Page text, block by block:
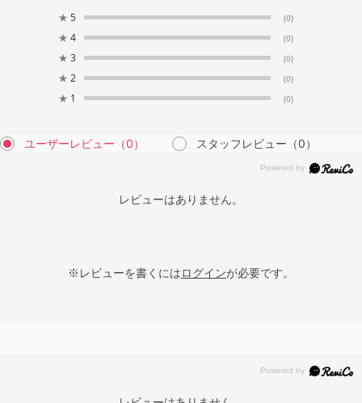
★ 5 (0)
★ 4 (0)
★ 3 (0)
★ 2 (0)
★ 1 (0)
ユーザーレビュー （0） スタッフレビュー （0）
レビューはありません。
※レビューを書くにはログインが必要です。